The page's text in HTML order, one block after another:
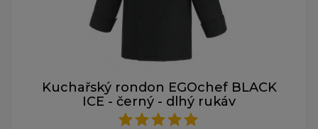
Kuchařský rondon EGOchef BLACK
ICE - černý - dlhý rukáv